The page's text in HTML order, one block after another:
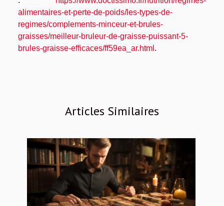
alimentaires-et-perte-de-poids/les-types-de-
regimes/complements-minceur-et-brules-
graisses/meilleur-bruleur-de-graisse-puissant-5-
brules-graisse-efficaces/ff59ea_ar.html .
Articles Similaires